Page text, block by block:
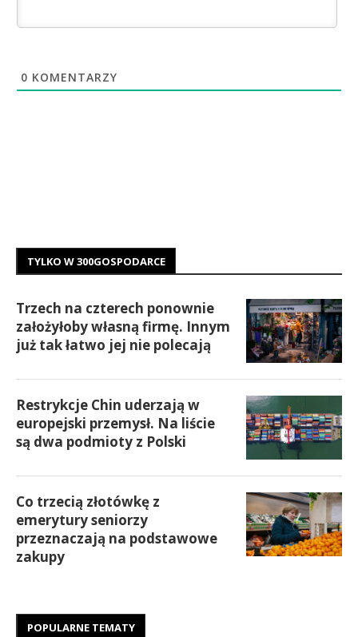
0 KOMENTARZY
TYLKO W 300GOSPODARCE
Trzech na czterech ponownie
założyłoby własną firmę. Innym
już tak łatwo jej nie polecają
Restrykcje Chin uderzają w
europejski przemysł. Na liście
są dwa podmioty z Polski
Co trzecią złotówkę z
emerytury seniorzy
przeznaczają na podstawowe
zakupy
POPULARNE TEMATY